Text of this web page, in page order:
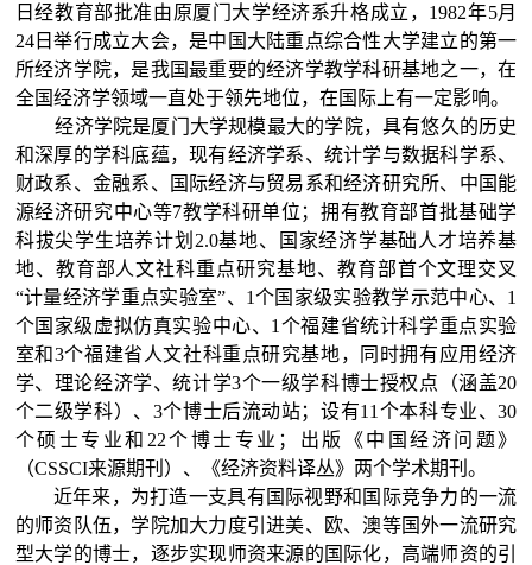
日经教育部批准由原厦门大学经济系升格成立，1982年5月
24日举行成立大会，是中国大陆重点综合性大学建立的第一
所经济学院，是我国最重要的经济学教学科研基地之一，在
全国经济学领域一直处于领先地位，在国际上有一定影响。
经济学院是厦门大学规模最大的学院，具有悠久的历史
和深厚的学科底蕴，现有经济学系、统计学与数据科学系、
财政系、金融系、国际经济与贸易系和经济研究所、中国能
源经济研究中心等7教学科研单位；拥有教育部首批基础学
科拔尖学生培养计划2.0基地、国家经济学基础人才培养基
地、教育部人文社科重点研究基地、教育部首个文理交叉
“计量经济学重点实验室”、1个国家级实验教学示范中心、1
个国家级虚拟仿真实验中心、1个福建省统计科学重点实验
室和3个福建省人文社科重点研究基地，同时拥有应用经济
学、理论经济学、统计学3个一级学科博士授权点（涵盖20
个二级学科）、3个博士后流动站；设有11个本科专业、30
个硕士专业和22个博士专业；出版《中国经济问题》
（CSSCI来源期刊）、《经济资料译丛》两个学术期刊。
近年来，为打造一支具有国际视野和国际竞争力的一流
的师资队伍，学院加大力度引进美、欧、澳等国外一流研究
型大学的博士，逐步实现师资来源的国际化，高端师资的引